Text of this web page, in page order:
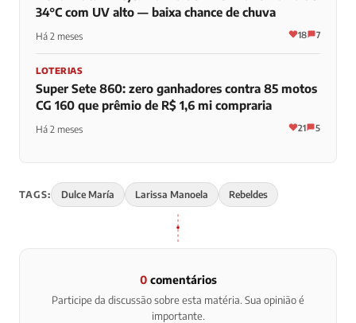
34°C com UV alto — baixa chance de chuva
Há 2 meses 18 7
LOTERIAS
Super Sete 860: zero ganhadores contra 85 motos
CG 160 que prêmio de R$ 1,6 mi compraria
Há 2 meses 21 5
TAGS: Dulce María Larissa Manoela Rebeldes
0comentários
Participe da discussão sobre esta matéria. Sua opinião é
importante.